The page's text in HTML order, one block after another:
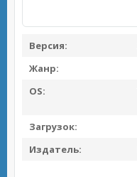
Версия:
Жанр:
OS:
Загрузок:
Издатель: